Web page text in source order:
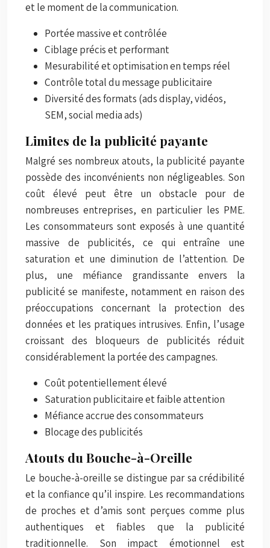
et le moment de la communication.
Portée massive et contrôlée
Ciblage précis et performant
Mesurabilité et optimisation en temps réel
Contrôle total du message publicitaire
Diversité des formats (ads display, vidéos,
SEM, social media ads)
Limites de la publicité payante
Malgré ses nombreux atouts, la publicité payante
possède des inconvénients non négligeables. Son
coût élevé peut être un obstacle pour de
nombreuses entreprises, en particulier les PME.
Les consommateurs sont exposés à une quantité
massive de publicités, ce qui entraîne une
saturation et une diminution de l’attention. De
plus, une méfiance grandissante envers la
publicité se manifeste, notamment en raison des
préoccupations concernant la protection des
données et les pratiques intrusives. Enfin, l’usage
croissant des bloqueurs de publicités réduit
considérablement la portée des campagnes.
Coût potentiellement élevé
Saturation publicitaire et faible attention
Méfiance accrue des consommateurs
Blocage des publicités
Atouts du Bouche-à-Oreille
Le bouche-à-oreille se distingue par sa crédibilité
et la confiance qu’il inspire. Les recommandations
de proches et d’amis sont perçues comme plus
authentiques et fiables que la publicité
traditionnelle. Son impact émotionnel est